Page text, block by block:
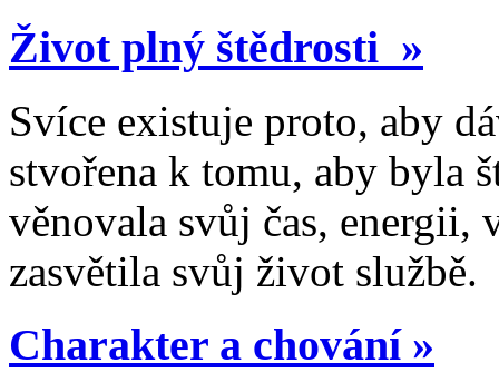
Život plný štědrosti »
Svíce existuje proto, aby
stvořena k tomu, aby byla
věnovala svůj čas, energii,
zasvětila svůj život službě.
Charakter a chování »